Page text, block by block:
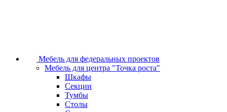
Мебель для федеральных проектов
Мебель для центра "Точка роста"
Шкафы
Секции
Тумбы
Столы